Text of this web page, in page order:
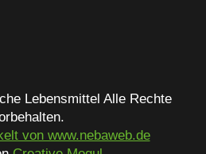
Lebensmittel Alle Rechte
von www.nebaweb.de